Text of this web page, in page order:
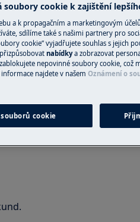
soubory cookie k zajištění
a k propagačním a marketingovým
sdílíme také s našimi partnery pro
cookie“ vyjadřujete souhlas s jejich
nabídkya zobrazovat
nepovinné soubory cookie, což
najdete v našem Oznámení o
cookie